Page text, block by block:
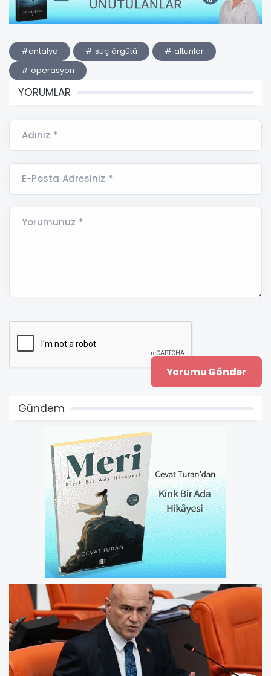
#antalya # suç örgütü
# altunlar
# operasyon
YORUMLAR
Adınız *
E-Posta Adresiniz *
Yorumunuz *
Gündem